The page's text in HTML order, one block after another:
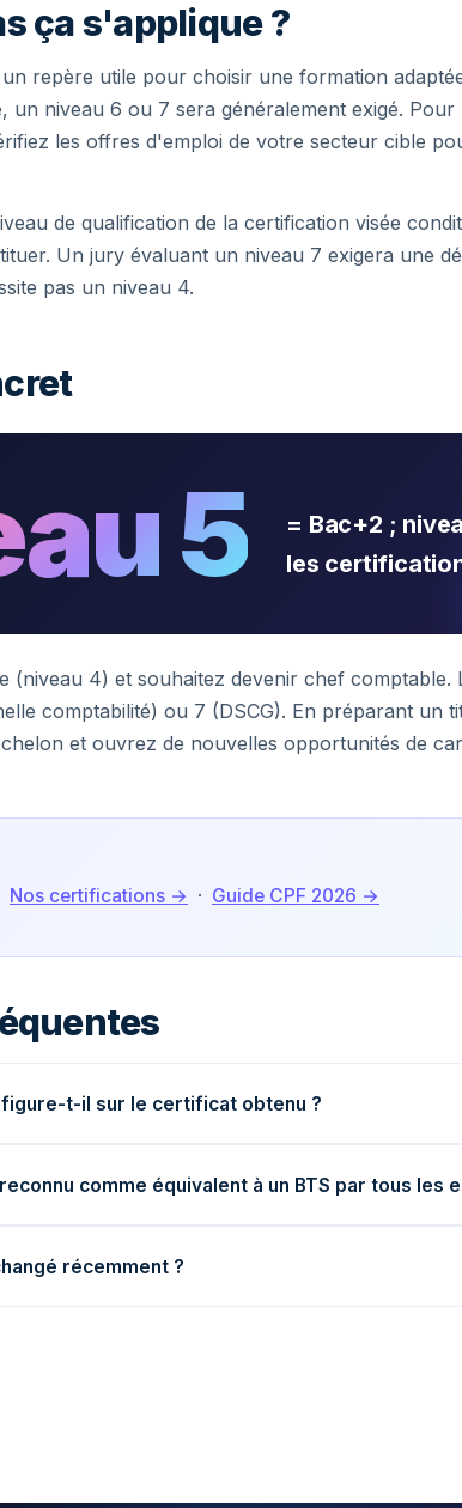
ça s'applique ?
repère utile pour choisir une formation
un niveau 6 ou 7 sera généralement exigé.
les offres d'emploi de votre secteur cible
de qualification de la certification visée
Un jury évaluant un niveau 7 exigera une
pas un niveau 4.
5
= Bac+2 ;
les
(niveau 4) et souhaitez devenir chef
comptabilité) ou 7 (DSCG). En préparant un
et ouvrez de nouvelles opportunités de
Nos certifications → · Guide CPF 2026 →
t-il sur le certificat obtenu ?
comme équivalent à un BTS par tous les
récemment ?